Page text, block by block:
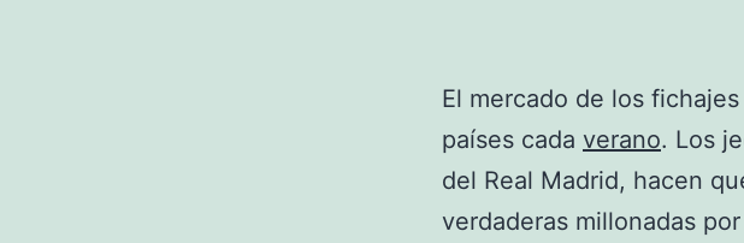
El mercado de los
países cada verano. Los
del Real Madrid, hacen
verdaderas millonadas